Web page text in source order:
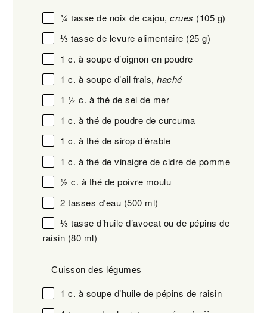
¾ tasse de noix de cajou,crues (105 g)
⅓ tasse de levure alimentaire (25 g)
1 c. à soupe d’oignon en poudre
1 c. à soupe d’ail frais,haché
1 ½ c. à thé de sel de mer
1 c. à thé de poudre de curcuma
1 c. à thé de sirop d’érable
1 c. à thé de vinaigre de cidre de pomme
½ c. à thé de poivre moulu
2 tasses d’eau (500 ml)
⅓ tasse d’huile d’avocat ou de pépins de
raisin (80 ml)
Cuisson des légumes
1 c. à soupe d’huile de pépins de raisin